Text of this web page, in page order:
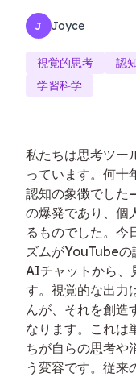
J Joyce
視覚的思考 認
学習科学
私たちは思考ツー
っています。何十
認知の象徴でし
の爆発であり、個
るものでした。今
ズムがYouTube
AIチャットから、
す。視覚的な出力
んが、それを創造
なります。これは
ちが自らの思考や
う変容です。従